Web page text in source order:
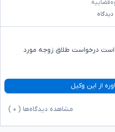
دیدگاه
است درخواست طلاق زوجه مورد
از این وکیل
مشاهده دیدگاه‌ها ( ۰